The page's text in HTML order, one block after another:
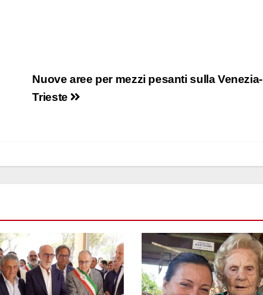
Nuove aree per mezzi pesanti sulla Venezia-
Trieste